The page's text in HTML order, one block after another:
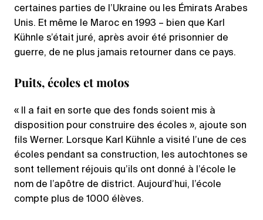
certaines parties de l’Ukraine ou les Émirats Arabes
Unis. Et même le Maroc en 1993 – bien que Karl
Kühnle s’était juré, après avoir été prisonnier de
guerre, de ne plus jamais retourner dans ce pays.
Puits, écoles et motos
« Il a fait en sorte que des fonds soient mis à
disposition pour construire des écoles », ajoute son
fils Werner. Lorsque Karl Kühnle a visité l’une de ces
écoles pendant sa construction, les autochtones se
sont tellement réjouis qu’ils ont donné à l’école le
nom de l’apôtre de district. Aujourd’hui, l’école
compte plus de 1000 élèves.